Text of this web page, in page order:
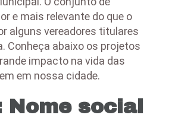
e mais relevante do que o
alguns vereadores titulares
Conheça abaixo os projetos
impacto na vida das
em nossa cidade.
Nome social